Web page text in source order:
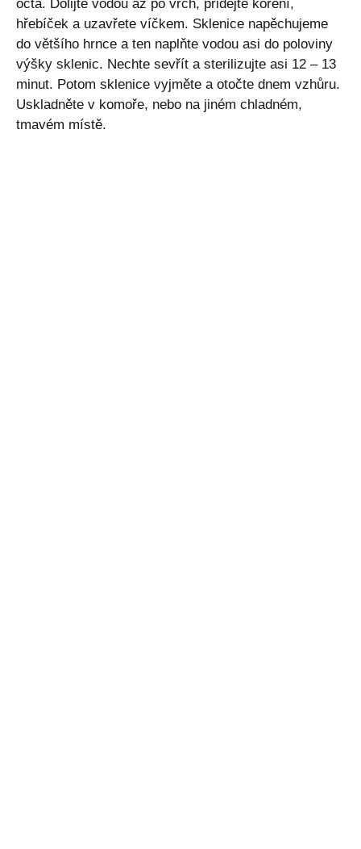
octa. Dolijte vodou až po vrch, přidejte koření,
hřebíček a uzavřete víčkem. Sklenice napěchujeme
do většího hrnce a ten naplňte vodou asi do poloviny
výšky sklenic. Nechte sevřít a sterilizujte asi 12 – 13
minut. Potom sklenice vyjměte a otočte dnem vzhůru.
Uskladněte v komoře, nebo na jiném chladném,
tmavém místě.